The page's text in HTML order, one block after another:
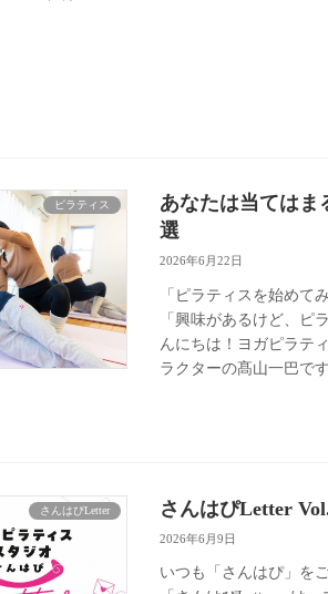
ピラティス
あなたは当てはま
選
2026年6月22日
「ピラティスを始めて
「興味があるけど、ピ
んにちは！ヨガピラテ
ラクターの髙山一巴で
さんはぴLetter さんはぴLetter
2026年6月9日
いつも「さんはぴ」を